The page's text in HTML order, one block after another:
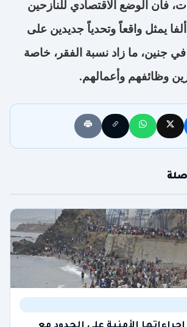
فأن الوضع الاقتصادي للنازحين
البالغ عددهم 21 ألفا يمثل واقعاً وتحدياً جديدين على
في جنين، ما زاد نسبة الفقر، خاصة
وظائفهم وأعمالهم.